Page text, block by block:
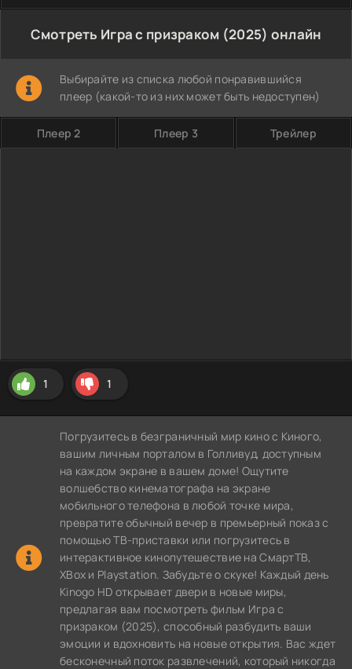
Смотреть Игра с призраком (2025) онлайн
Выбирайте из списка любой понравившийся
плеер (какой-то из них может быть недоступен)
Плеер 2 Плеер 3 Трейлер
1 1
Погрузитесь в безграничный мир кино с Киного,
вашим личным порталом в Голливуд, доступным
на каждом экране в вашем доме! Ощутите
волшебство кинематографа на экране
мобильного телефона в любой точке мира,
превратите обычный вечер в премьерный показ с
помощью ТВ-приставки или погрузитесь в
интерактивное кинопутешествие на СмартТВ,
XBox и Playstation. Забудьте о скуке! Каждый день
Kinogo HD открывает двери в новые миры,
предлагая вам посмотреть фильм Игра с
призраком (2025), способный разбудить ваши
эмоции и вдохновить на новые открытия. Вас ждет
бесконечный поток развлечений, который никогда